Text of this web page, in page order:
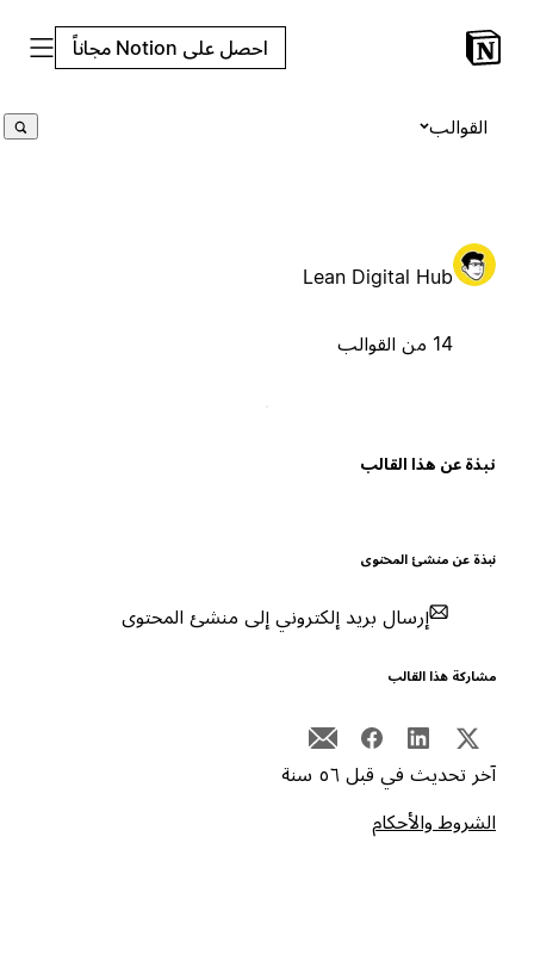
احصل على Notion مجاناً
القوالب
Lean Digital Hub
عن هذا القالب
عن منشئ المحتوى
إرسال بريد إلكتروني إلى منشئ المحتوى
هذا القالب
تحديث في قبل ٥٦ سنة
والأحكام